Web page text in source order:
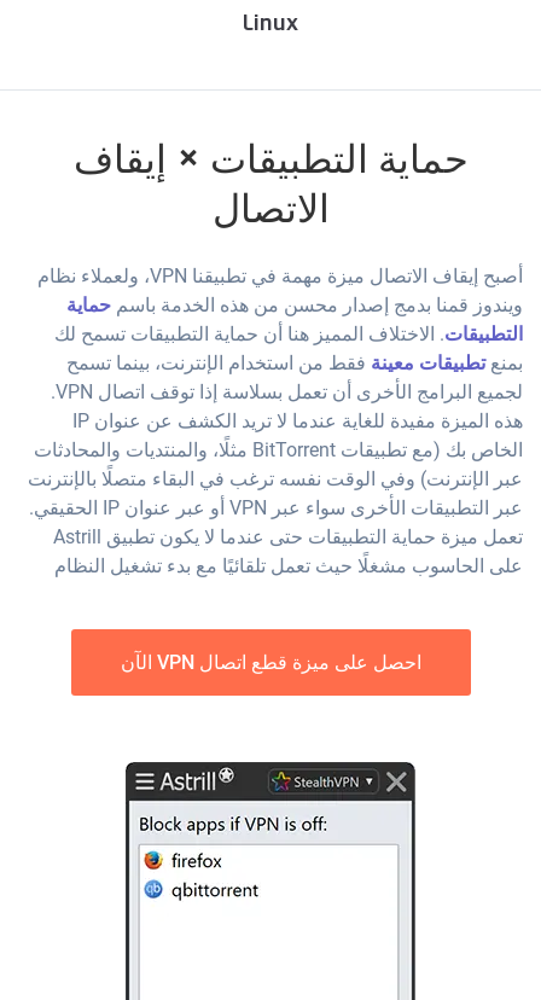
Linux
حماية التطبيقات × إيقاف
الاتصال
أصبح إيقاف الاتصال ميزة مهمة في تطبيقنا VPN، ولعملاء نظام
ويندوز قمنا بدمج إصدار محسن من هذه الخدمة باسمحماية
التطبيقات. الاختلاف المميز هنا أن حماية التطبيقات تسمح لك
بمنعتطبيقات معينةفقط من استخدام الإنترنت، بينما تسمح
لجميع البرامج الأخرى أن تعمل بسلاسة إذا توقف اتصال VPN.
هذه الميزة مفيدة للغاية عندما لا تريد الكشف عن عنوان IP
الخاص بك (مع تطبيقات BitTorrent مثلًا، والمنتديات والمحادثات
عبر الإنترنت) وفي الوقت نفسه ترغب في البقاء متصلًا بالإنترنت
عبر التطبيقات الأخرى سواء عبر VPN أو عبر عنوان IP الحقيقي.
تعمل ميزة حماية التطبيقات حتى عندما لا يكون تطبيق Astrill
على الحاسوب مشغلًا حيث تعمل تلقائيًا مع بدء تشغيل النظام
احصل على ميزة قطع اتصال VPN الآن